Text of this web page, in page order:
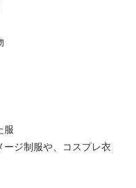
服
ージ制服や、コスプレ衣